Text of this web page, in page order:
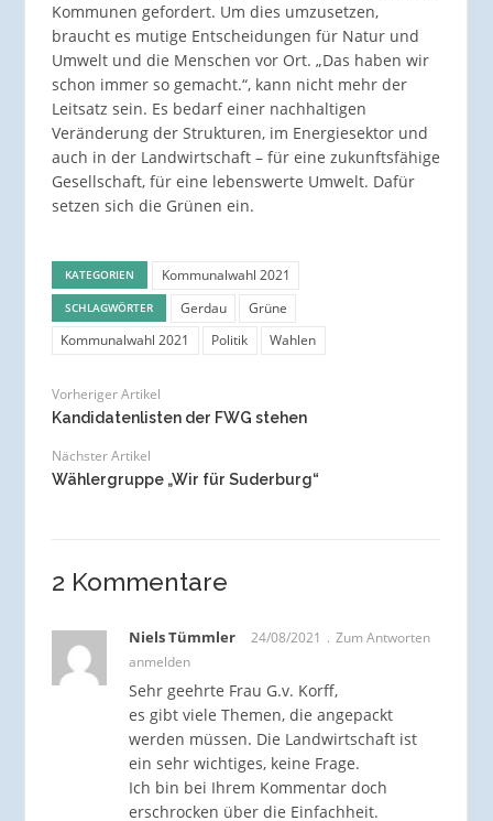
Kommunen gefordert. Um dies umzusetzen,
braucht es mutige Entscheidungen für Natur und
Umwelt und die Menschen vor Ort. „Das haben wir
schon immer so gemacht.“, kann nicht mehr der
Leitsatz sein. Es bedarf einer nachhaltigen
Veränderung der Strukturen, im Energiesektor und
auch in der Landwirtschaft – für eine zukunftsfähige
Gesellschaft, für eine lebenswerte Umwelt. Dafür
setzen sich die Grünen ein.
KATEGORIEN Kommunalwahl 2021
SCHLAGWÖRTER Gerdau
Grüne
Kommunalwahl 2021
Politik Wahlen
Vorheriger Artikel
Kandidatenlisten der FWG stehen
Nächster Artikel
Wählergruppe „Wir für Suderburg“
2 Kommentare
Niels Tümmler 24/08/2021
Zum Antworten
anmelden
Sehr geehrte Frau G.v. Korff,
es gibt viele Themen, die angepackt
werden müssen. Die Landwirtschaft ist
ein sehr wichtiges, keine Frage.
Ich bin bei Ihrem Kommentar doch
erschrocken über die Einfachheit.